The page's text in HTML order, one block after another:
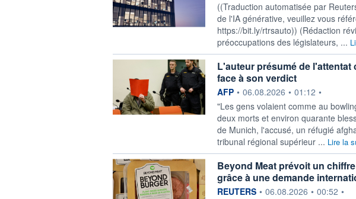
((Traduction automatisée par
de l'IA générative, veuillez vous
https://bit.ly/rtrsauto)) (Rédaction
préoccupations des législateurs, ...
L'auteur présumé de
face à son verdict
information fournie par
AFP • 06.08.2026 • 01:12 •
"Les gens volaient comme au
deux morts et environ quarante
de Munich, l'accusé, un réfugié
tribunal régional supérieur ... Lire la
Beyond Meat prévoit un
grâce à une demande
information fournie par
REUTERS • 06.08.2026 • 00:52 •